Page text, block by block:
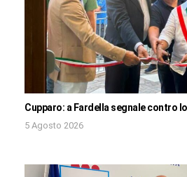
Cupparo: a Fardella segnale contro
5 Agosto 2026